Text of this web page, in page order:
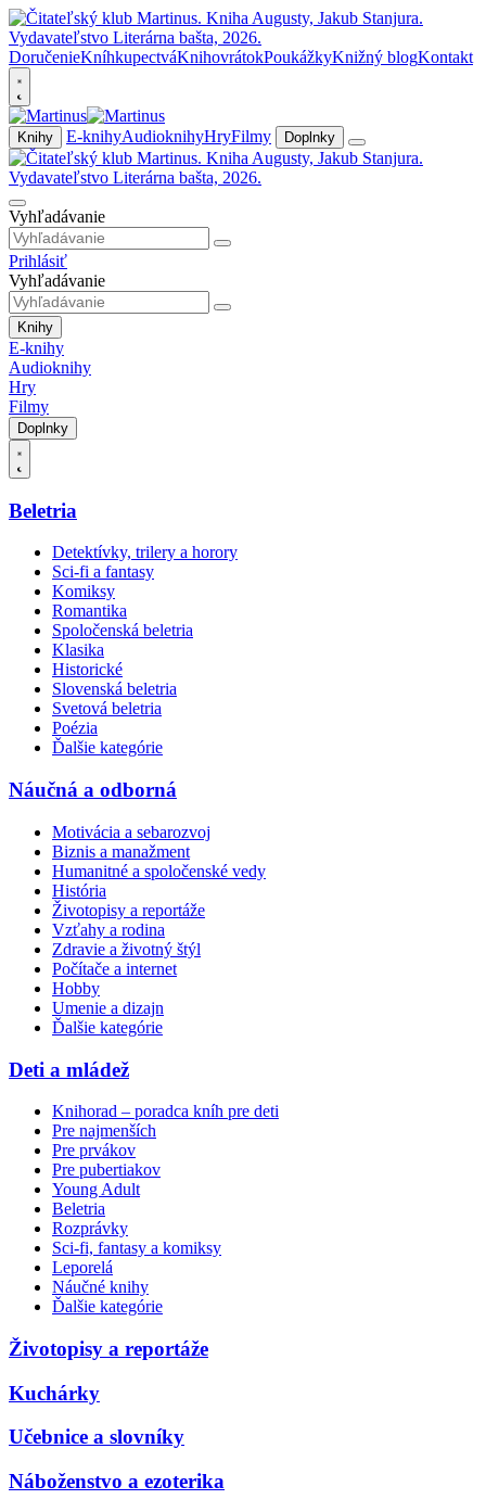
DoručenieKníhkupectváKnihovrátokPoukážkyKnižný blogKontakt
Knihy E-knihyAudioknihyHryFilmy Doplnky
Vyhľadávanie
Prihlásiť
Vyhľadávanie
Knihy
E-knihy
Audioknihy
Hry
Filmy
Doplnky
Beletria
Detektívky, trilery a horory
Sci-fi a fantasy
Komiksy
Romantika
Spoločenská beletria
Klasika
Historické
Slovenská beletria
Svetová beletria
Poézia
Ďalšie kategórie
Náučná a odborná
Motivácia a sebarozvoj
Biznis a manažment
Humanitné a spoločenské vedy
História
Životopisy a reportáže
Vzťahy a rodina
Zdravie a životný štýl
Počítače a internet
Hobby
Umenie a dizajn
Ďalšie kategórie
Deti a mládež
Knihorad – poradca kníh pre deti
Pre najmenších
Pre prvákov
Pre pubertiakov
Young Adult
Beletria
Rozprávky
Sci-fi, fantasy a komiksy
Leporelá
Náučné knihy
Ďalšie kategórie
Životopisy a reportáže
Kuchárky
Učebnice a slovníky
Náboženstvo a ezoterika